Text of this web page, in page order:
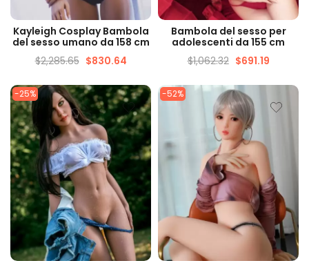
VISUALIZZAZIONE
VELOCE
Kayleigh Cosplay Bambola
del sesso umano da 158 cm
$2,285.65 $830.64
VISUALIZZAZIONE
VELOCE
Bambola del sesso per
adolescenti da 155 cm
$1,062.32 $691.19
-25% -52%